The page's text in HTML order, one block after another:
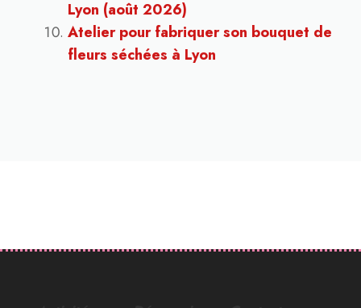
Lyon (août 2026)
Atelier pour fabriquer son bouquet de
fleurs séchées à Lyon